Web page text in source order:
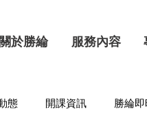
關於勝綸 服務內容
態 開課資訊 勝綸